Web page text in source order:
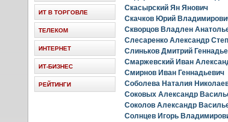
Скасырский Ян Янович
Скачков Юрий
Скворцов Владлен
Слесаренко Александр
Слиньков Дмитрий
Смаржевский Иван
Смирнов Иван Геннадьевич
Соболева Наталия
Соковых Александр
Соколов Александр
Солнцев Игорь
ИТ В ТОРГОВЛЕ
ТЕЛЕКОМ
ИНТЕРНЕТ
ИТ-БИЗНЕС
РЕЙТИНГИ